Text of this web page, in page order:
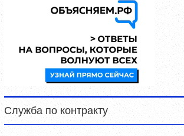
Служба по контракту